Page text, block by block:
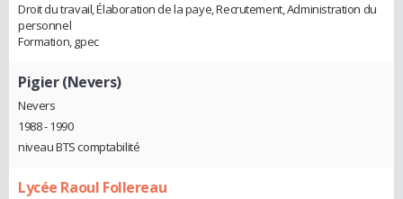
Droit du travail, Élaboration de la paye, Recrutement, Administration du
personnel
Formation, gpec
Pigier (Nevers)
Nevers
1988 - 1990
niveau BTS comptabilité
Lycée Raoul Follereau